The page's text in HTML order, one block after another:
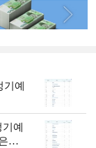
예
예
행